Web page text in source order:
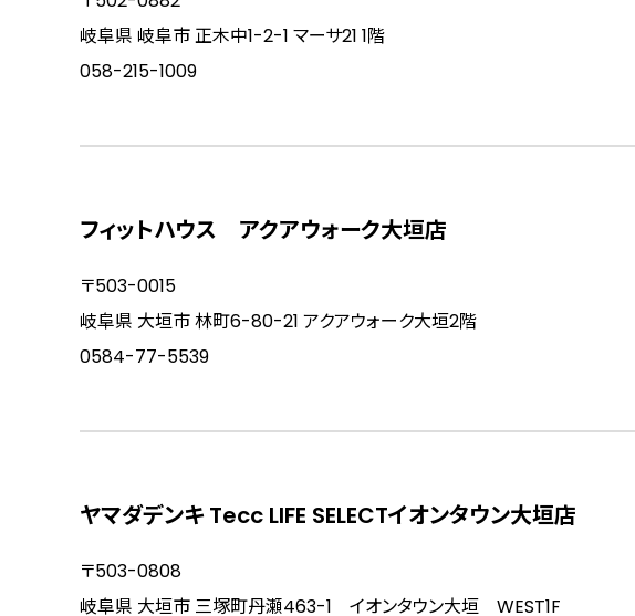
岐阜県 岐阜市 正木中1-2-1 マーサ21 1階
058-215-1009
フィットハウス アクアウォーク大垣店
〒503-0015
岐阜県 大垣市 林町6-80-21 アクアウォーク大垣2階
0584-77-5539
ヤマダデンキ Tecc LIFE SELECTイオンタウン大垣店
〒503-0808
岐阜県 大垣市 三塚町丹瀬463-1 イオンタウン大垣 WEST1F